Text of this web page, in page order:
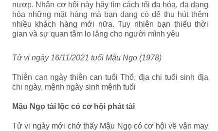
nượp. Nhân cơ hội này hãy tìm cách tối đa hóa, đa dạng
hóa những mặt hàng mà bạn đang có để thu hút thêm
nhiều khách hàng mới nữa. Tuy nhiên bạn thiếu thời
gian và sự quan tâm lo lắng cho người mình yêu
Tử vi ngày 16/11/2021 tuổi Mậu Ngọ (1978)
Thiên can ngày thiên can tuổi Thổ, địa chi tuổi sinh địa
chi ngày, mệnh ngày sinh mệnh tuổi
Mậu Ngọ tài lộc có cơ hội phát tài
Tử vi ngày mới chớ thấy Mậu Ngọ có cơ hội về vận may